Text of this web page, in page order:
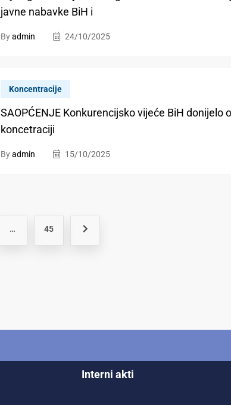
javne nabavke BiH i
Byadmin 24/10/2025
Koncentracije
SAOPĆENJE Konkurencijsko vijeće BiH donijelo
koncetraciji
Byadmin 15/10/2025
… 45
Interni akti